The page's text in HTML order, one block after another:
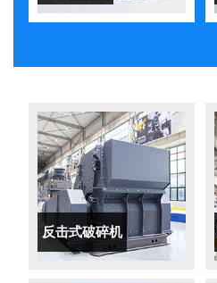
反击式破碎机